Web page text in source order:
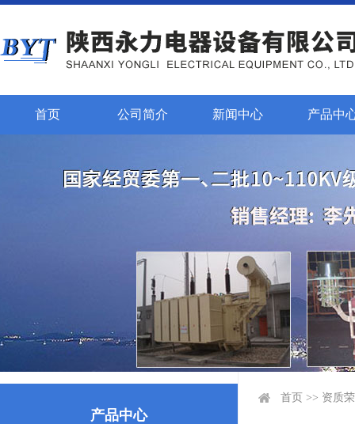
首页 公司简介 新闻中心 产品中
产品中心
首页 >> 资质